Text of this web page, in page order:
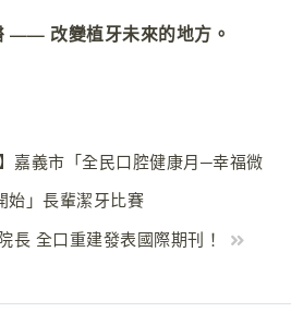
—— 改變植牙未來的地方。
嘉義市「全民口腔健康月─幸福微
始」長輩潔牙比賽
長 全口重建發表國際期刊！